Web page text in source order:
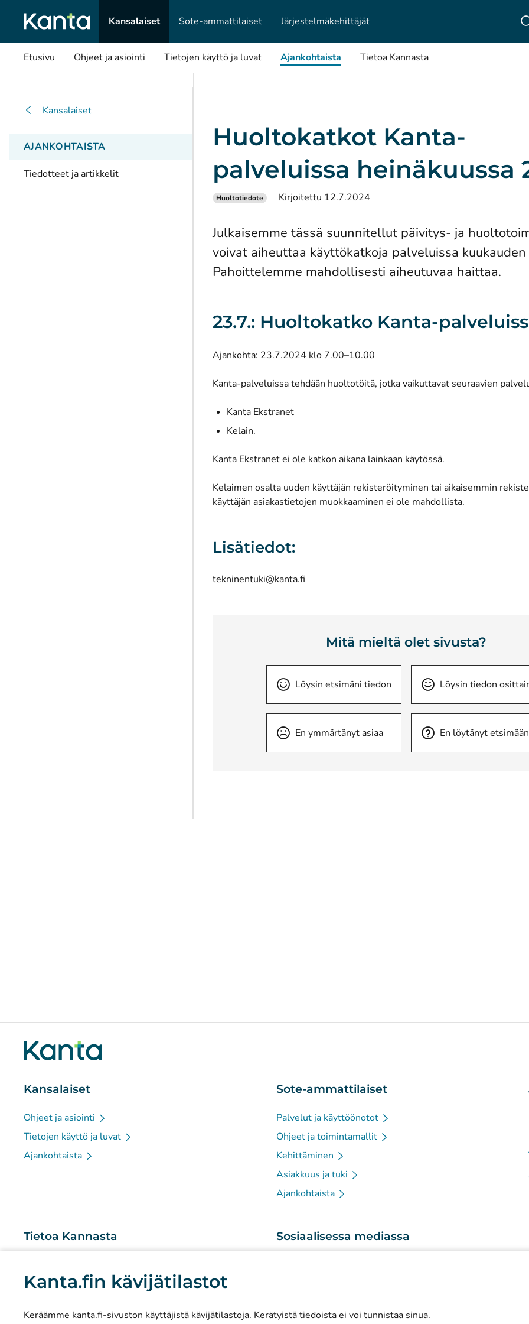
Kanta.fin kävijätilastot
Keräämme kanta.fi-sivuston käyttäjistä kävijätilastoja. Kerätyistä tiedoista ei voi tunnistaa sinua.
Kansalaiset
Sote-ammattilaiset Järjestelmä­kehittäjät
Etusivu Ohjeet ja asiointi Tietojen käyttö ja luvat Ajankohtaista Tietoa Kannasta
Kansalaiset
AJANKOHTAISTA
Tiedotteet ja artikkelit
Huoltokatkot Kanta-
palveluissa heinäkuussa
Huoltotiedote Kirjoitettu 12.7.2024
Julkaisemme tässä suunnitellut päivitys- ja
voivat aiheuttaa käyttökatkoja palveluissa kuukauden
Pahoittelemme mahdollisesti aiheutuvaa haittaa.
23.7.: Huoltokatko Kanta-
Ajankohta: 23.7.2024 klo 7.00–10.00
Kanta-palveluissa tehdään huoltotöitä, jotka vaikuttavat seuraavien
Kanta Ekstranet
Kelain.
Kanta Ekstranet ei ole katkon aikana lainkaan käytössä.
Kelaimen osalta uuden käyttäjän rekisteröityminen tai aikaisemmin
käyttäjän asiakastietojen muokkaaminen ei ole mahdollista.
Lisätiedot:
tekninentuki@kanta.fi
Mitä mieltä olet sivusta?
Löysin etsimäni tiedon Löysin tiedon
En ymmärtänyt asiaa En löytänyt
Kansalaiset
Ohjeet ja asiointi
Tietojen käyttö ja luvat
Ajankohtaista
Sote-ammattilaiset
Palvelut ja käyttöönotot
Ohjeet ja toimintamallit
Kehittäminen
Asiakkuus ja tuki
Ajankohtaista
Tietoa Kannasta
Tutkimus ja tiedolla johtaminen
Sosiaalisessa mediassa